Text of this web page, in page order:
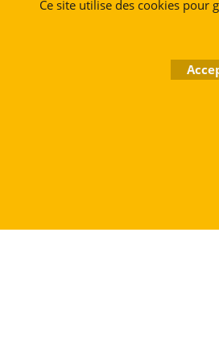
Au capital
Ce site utilise des cookies pour